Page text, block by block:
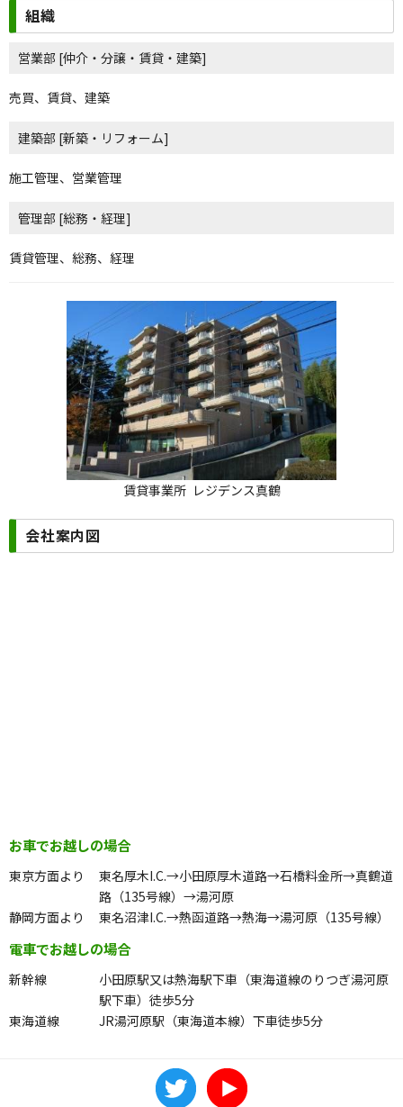
組織
営業部 [仲介・分譲・賃貸・建築]
売買、賃貸、建築
建築部 [新築・リフォーム]
施工管理、営業管理
管理部 [総務・経理]
賃貸管理、総務、経理
賃貸事業所 レジデンス真鶴
会社案内図
お車でお越しの場合
東京方面より
東名厚木I.C.→小田原厚木道路→石橋料金所→真鶴道
路（135号線）→湯河原
静岡方面より
東名沼津I.C.→熱函道路→熱海→湯河原（135号線）
電車でお越しの場合
新幹線
小田原駅又は熱海駅下車（東海道線のりつぎ湯河原
駅下車）徒歩5分
東海道線
JR湯河原駅（東海道本線）下車徒歩5分